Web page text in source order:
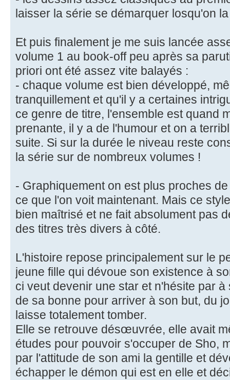
laisser la série se démarquer losqu'on
Et puis finalement je me suis lancée
volume 1 au book-off peu après sa
priori ont été assez vite balayés :
- chaque volume est bien développé,
tranquillement et qu'il y a certaines
ce genre de titre, l'ensemble est quand
prenante, il y a de l'humour et on a
suite. Si sur la durée le niveau reste
la série sur de nombreux volumes !
- Graphiquement on est plus proches
ce que l'on voit maintenant. Mais ce
bien maîtrisé et ne fait absolument pas
des titres très divers à côté.
L'histoire repose principalement sur le
jeune fille qui dévoue son existence à
ci veut devenir une star et n'hésite par
de sa bonne pour arriver à son but, du
laisse totalement tomber.
Elle se retrouve désœuvrée, elle avait
études pour pouvoir s'occuper de Sho,
par l'attitude de son ami la gentille et
échapper le démon qui est en elle et